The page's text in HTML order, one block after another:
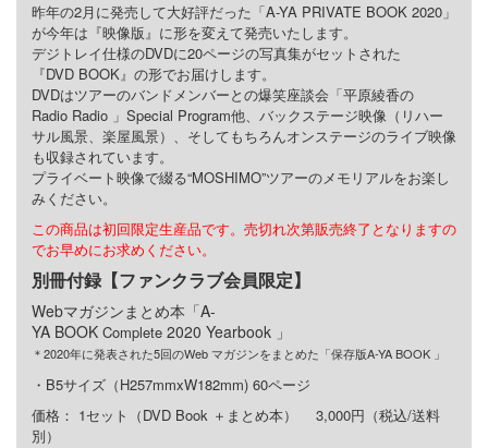
昨年の2月に発売して大好評だった「A-YA PRIVATE BOOK 2020」
が今年は『映像版』に形を変えて発売いたします。
デジトレイ仕様のDVDに20ページの写真集がセットされた
『DVD BOOK』の形でお届けします。
DVDはツアーのバンドメンバーとの爆笑座談会「平原綾香の
Radio Radio 」Special Program他、バックステージ映像（リハー
サル風景、楽屋風景）、そしてもちろんオンステージのライブ映像
も収録されています。
プライベート映像で綴る“MOSHIMO”ツアーのメモリアルをお楽し
みください。
この商品は初回限定生産品です。売切れ次第販売終了となりますの
でお早めにお求めください。
別冊付録【ファンクラブ会員限定】
Webマガジンまとめ本「A-
YA BOOK Complete 2020 Yearbook 」
＊2020年に発表された5回のWeb マガジンをまとめた「保存版A-YA BOOK 」
・B5サイズ（H257mmxW182mm) 60ページ
価格： 1セット（DVD Book ＋まとめ本） 3,000円（税込/送料
別）